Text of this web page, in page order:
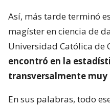
Así, más tarde terminó
magíster en ciencia de
Universidad Católica de
encontró en la
transversalmente muy
En sus palabras, todo